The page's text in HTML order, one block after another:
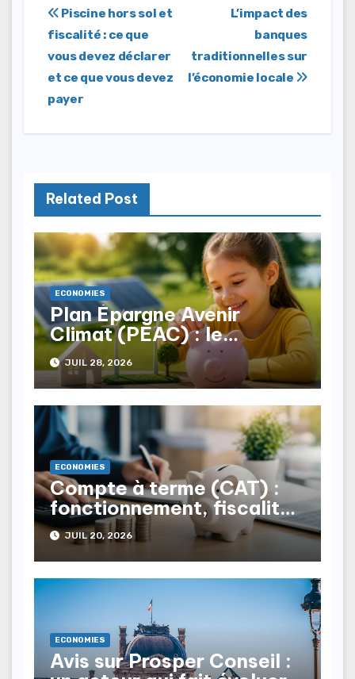
Navigation
de
l’article
L’impact des
banques
traditionnelles sur
l’économie locale
Piscine hors sol et
fiscalité : ce que
vous devez déclarer
et ce que vous devez
payer
Related Post
ECONOMIES
Plan Épargne Avenir
Climat (PEAC) : le
nouveau produit pour les
mineurs
JUIL 28, 2026
ECONOMIES
Compte à terme (CAT) :
fonctionnement, fiscalité,
quand l’utiliser face aux
livrets
JUIL 20, 2026
ECONOMIES
Avis sur Prosper Conseil :